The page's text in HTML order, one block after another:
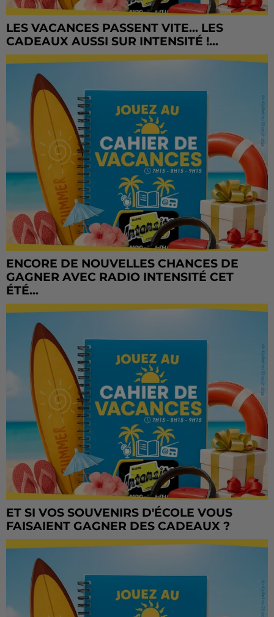
LES VACANCES PASSENT VITE... LES
CADEAUX AUSSI SUR INTENSITÉ !...
ENCORE DE NOUVELLES CHANCES DE
GAGNER AVEC RADIO INTENSITÉ CET
ÉTÉ...
ET SI VOS SOUVENIRS D'ÉCOLE VOUS
FAISAIENT GAGNER DES CADEAUX ?